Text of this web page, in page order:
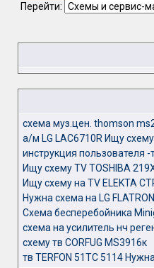
Перейти:
cхема муз.цен. thomson
а/м LG LAC6710R Ищу схему.
инструкция пользователя
Ищу схему TV TOSHIBA
Ищу схему на TV ELEKTA
Нужна схема на LG
Схема бесперебойника
схема на усилитель нч
схему тв CORFUG MS3916к
тв TERFON 51TC 5114